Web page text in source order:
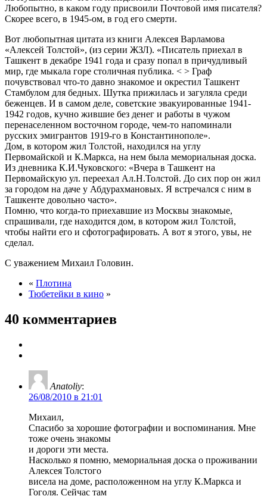
Любопытно, в каком году присвоили Почтовой имя писателя?
Скорее всего, в 1945-ом, в год его смерти.
Вот любопытная цитата из книги Алексея Варламова
«Алексей Толстой», (из серии ЖЗЛ). «Писатель приехал в
Ташкент в декабре 1941 года и сразу попал в причудливый
мир, где мыкала горе столичная публика. < > Граф
почувствовал что-то давно знакомое и окрестил Ташкент
Стамбулом для бедных. Шутка прижилась и загуляла среди
беженцев. И в самом деле, советские эвакуированные 1941-
1942 годов, кучно жившие без денег и работы в чужом
перенаселенном восточном городе, чем-то напоминали
русских эмигрантов 1919-го в Константинополе».
Дом, в котором жил Толстой, находился на углу
Первомайской и К.Маркса, на нем была мемориальная доска.
Из дневника К.И.Чуковского: «Вчера в Ташкент на
Первомайскую ул. переехал Ал.Н.Толстой. До сих пор он жил
за городом на даче у Абдурахмановых. Я встречался с ним в
Ташкенте довольно часто».
Помню, что когда-то приехавшие из Москвы знакомые,
спрашивали, где находится дом, в котором жил Толстой,
чтобы найти его и сфотографировать. А вот я этого, увы, не
сделал.
С уважением Михаил Головин.
« Плотина
Тюбетейки в кино »
40 комментариев
Anatoliy:
26/08/2010 в 21:01
Михаил,
Спасибо за хорошие фотографии и воспоминания. Мне
тоже очень знакомы
и дороги эти места.
Насколько я помню, мемориальная доска о проживании
Алексея Толстого
висела на доме, расположенном на углу К.Маркса и
Гоголя. Сейчас там